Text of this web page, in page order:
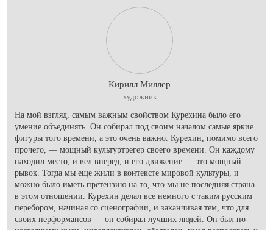
Кирилл Миллер
художник
На мой взгляд, самым важным свойством Курехина было его
умение объединять. Он собирал под своим началом самые яркие
фигуры того времени, а это очень важно. Курехин, помимо всего
прочего, — мощный культуртрегер своего времени. Он каждому
находил место, и вел вперед, и его движение — это мощный
рывок. Тогда мы еще жили в контексте мировой культуры, и
можно было иметь претензию на то, что мы не последняя страна
в этом отношении. Курехин делал все немного с таким русским
перебором, начиная со сценографии, и заканчивая тем, что для
своих перформансов — он собирал лучших людей. Он был по-